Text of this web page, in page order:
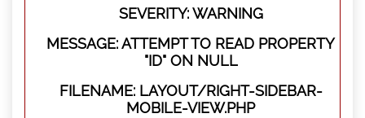
SEVERITY: WARNING
MESSAGE: ATTEMPT TO READ PROPERTY
"ID" ON NULL
FILENAME: LAYOUT/RIGHT-SIDEBAR-
MOBILE-VIEW.PHP